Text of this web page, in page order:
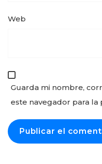
Web
Guarda mi nombre,
este navegador para la